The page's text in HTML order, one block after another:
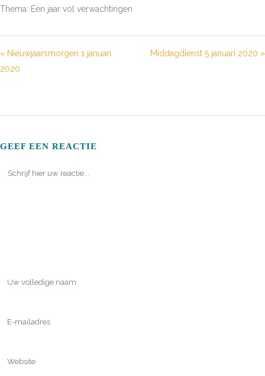
Thema: Een jaar vol verwachtingen
« Nieuwjaarsmorgen 1 januari
2020
Middagdienst 5 januari 2020 »
GEEF EEN REACTIE